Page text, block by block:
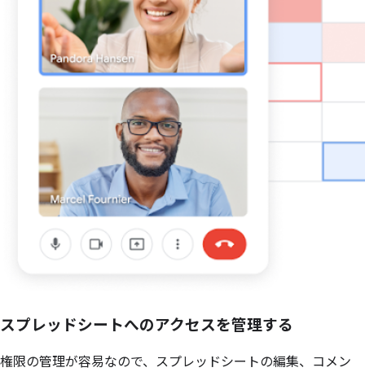
スプレッドシートへのアクセスを管理する
権限の管理が容易なので、スプレッドシートの編集、コメン